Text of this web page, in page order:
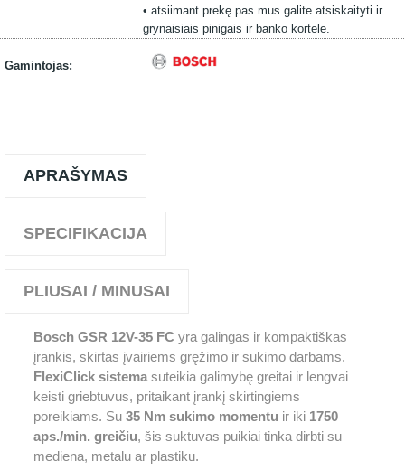
• atsiimant prekę pas mus galite atsiskaityti ir
grynaisiais pinigais ir banko kortele.
Gamintojas:
APRAŠYMAS
SPECIFIKACIJA
PLIUSAI / MINUSAI
Bosch GSR 12V-35 FC yra galingas ir kompaktiškas
įrankis, skirtas įvairiems gręžimo ir sukimo darbams.
FlexiClick sistema suteikia galimybę greitai ir lengvai
keisti griebtuvus, pritaikant įrankį skirtingiems
poreikiams. Su 35 Nm sukimo momentu ir iki 1750
aps./min. greičiu, šis suktuvas puikiai tinka dirbti su
mediena, metalu ar plastiku.